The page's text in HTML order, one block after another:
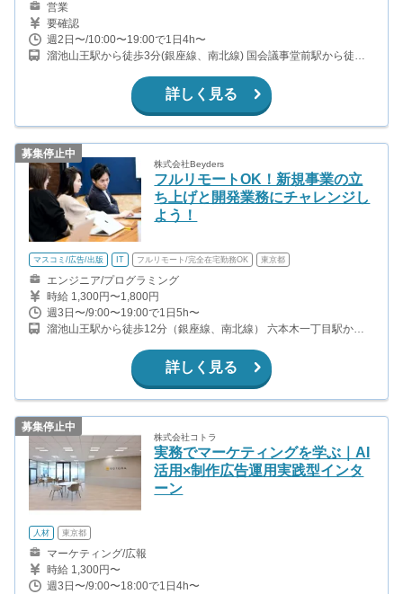
営業
要確認
週2日〜/10:00〜19:00で1日4h〜
溜池山王駅から徒歩3分(銀座線、南北線) 国会議事堂前駅から徒歩6
目駅から徒歩10分(南北線)
詳しく見る
募集停止中
株式会社Beyders
フルリモートOK！新規事業の立
ち上げと開発業務にチャレンジし
よう！
マスコミ/広告/出版 IT フルリモート/完全在宅勤務OK 東京都
エンジニア/プログラミング
時給 1,300円〜1,800円
週3日〜/9:00〜19:00で1日5h〜
溜池山王駅から徒歩12分（銀座線、南北線） 六本木一丁目駅から
詳しく見る
募集停止中
株式会社コトラ
実務でマーケティングを学ぶ｜AI
活用×制作広告運用実践型インタ
ーン
人材 東京都
マーケティング/広報
時給 1,300円〜
週3日〜/9:00〜18:00で1日4h〜